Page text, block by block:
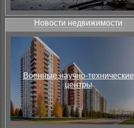
Новости недвижимости
Военные научно-технические
центры